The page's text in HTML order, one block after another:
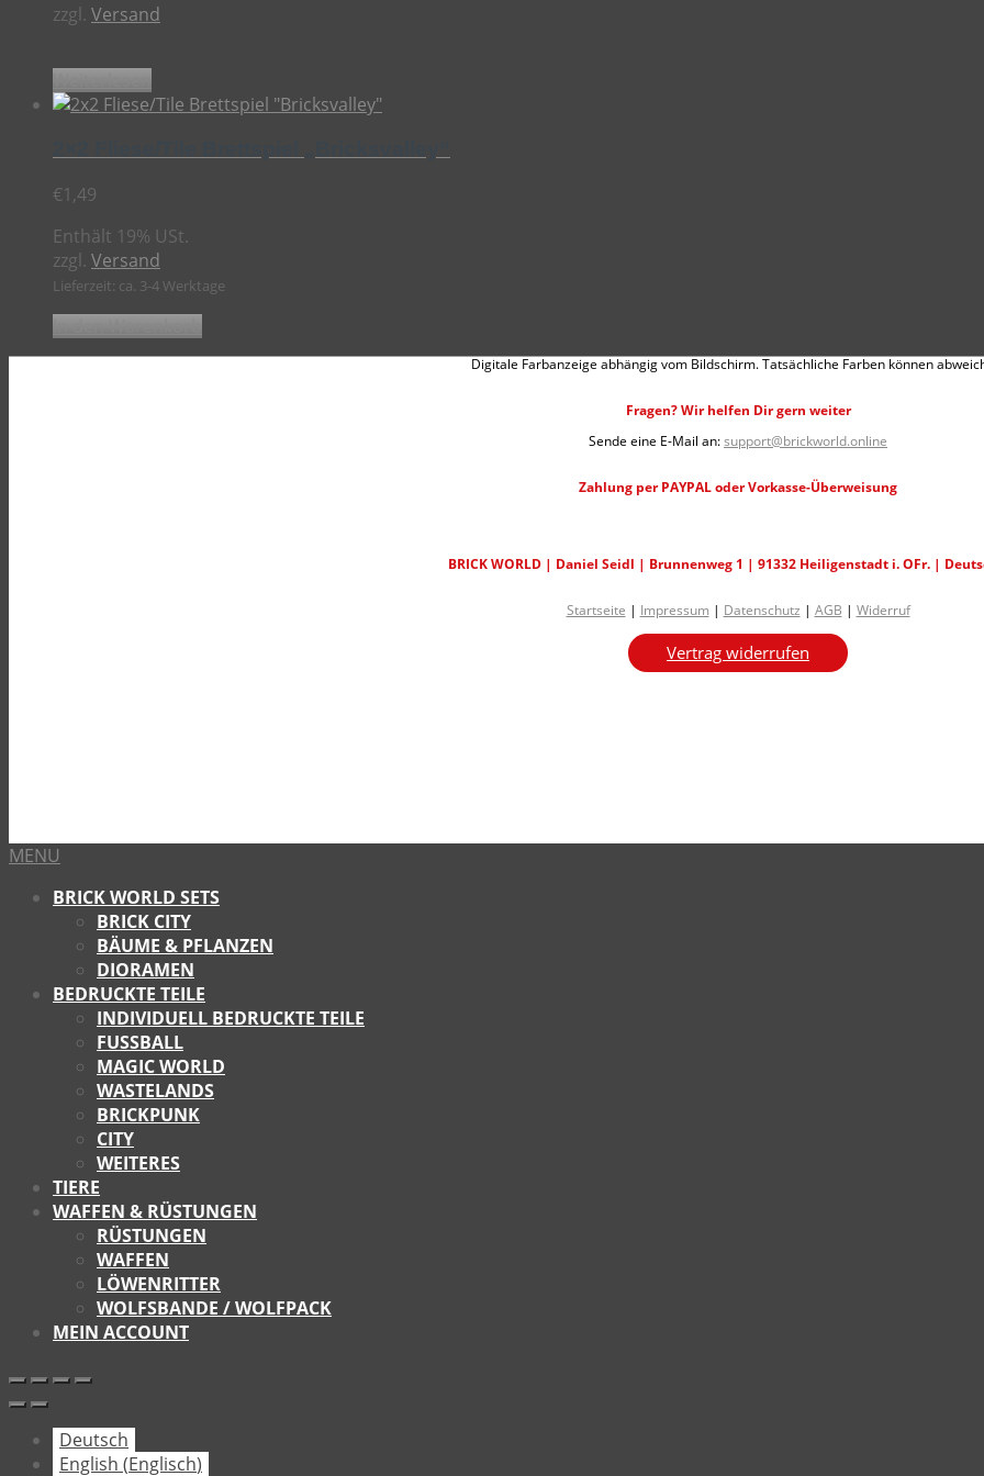
zzgl. Versand
€1,49
Enthält 19% USt.
zzgl. Versand
Lieferzeit: ca. 3-4 Werktage
Digitale Farbanzeige abhängig vom Bildschirm. Tatsächliche Farben können
Fragen? Wir helfen Dir gern weiter
Sende eine E-Mail an:support@brickworld.online
Zahlung per PAYPAL oder Vorkasse-Überweisung
BRICK WORLD | Daniel Seidl | Brunnenweg 1 | 91332 Heiligenstadt i. OFr. |
Startseite | Impressum | Datenschutz | AGB | Widerruf
Vertrag widerrufen
MENU
BRICK WORLD SETS
BRICK CITY
BÄUME & PFLANZEN
DIORAMEN
BEDRUCKTE TEILE
INDIVIDUELL BEDRUCKTE TEILE
FUSSBALL
MAGIC WORLD
WASTELANDS
BRICKPUNK
CITY
WEITERES
TIERE
WAFFEN & RÜSTUNGEN
RÜSTUNGEN
WAFFEN
LÖWENRITTER
WOLFSBANDE / WOLFPACK
MEIN ACCOUNT
Deutsch
English (Englisch)